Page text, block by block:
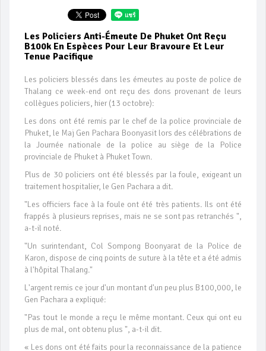
Les Policiers Anti-Émeute De Phuket Ont Reçu
B100k En Espèces Pour Leur Bravoure Et Leur
Tenue Pacifique
Les policiers blessés dans les émeutes au poste de police de
Thalang ce week-end ont reçu des dons provenant de leurs
collègues policiers, hier (13 octobre):
Les dons ont été remis par le chef de la police provinciale de
Phuket, le Maj Gen Pachara Boonyasit lors des célébrations de
la Journée nationale de la police au siège de la Police
provinciale de Phuket à Phuket Town.
Plus de 30 policiers ont été blessés par la foule, exigeant un
traitement hospitalier, le Gen Pachara a dit.
"Les officiers face à la foule ont été très patients. Ils ont été
frappés à plusieurs reprises, mais ne se sont pas retranchés ",
a-t-il noté.
"Un surintendant, Col Sompong Boonyarat de la Police de
Karon, dispose de cinq points de suture à la tête et a été admis
à l'hôpital Thalang."
L'argent remis ce jour d'un montant d'un peu plus B100,000, le
Gen Pachara a expliqué:
"Pas tout le monde a reçu le même montant. Ceux qui ont eu
plus de mal, ont obtenu plus ", a-t-il dit.
« Les dons ont été faits pour la reconnaissance de la patience